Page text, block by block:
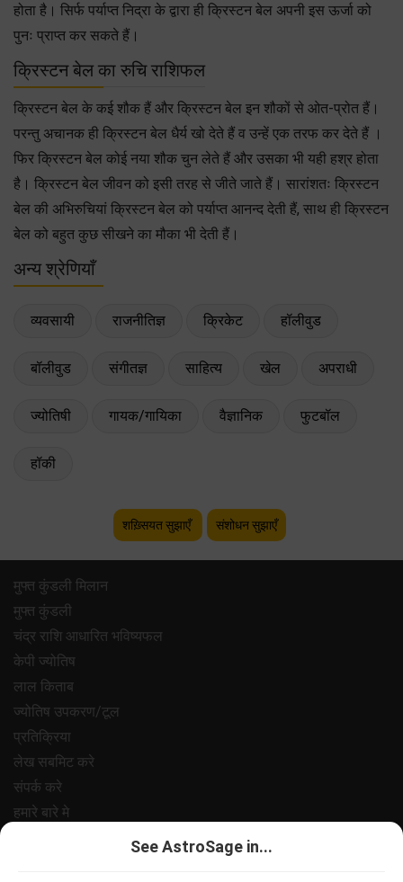
होता है। सिर्फ पर्याप्त निद्रा के द्वारा ही क्रिस्टन बेल अपनी इस ऊर्जा को
पुनः प्राप्त कर सकते हैं।
क्रिस्टन बेल का रुचि राशिफल
क्रिस्टन बेल के कई शौक हैं और क्रिस्टन बेल इन शौकों से ओत-प्रोत हैं।
परन्तु अचानक ही क्रिस्टन बेल धैर्य खो देते हैं व उन्हें एक तरफ कर देते हैं ।
फिर क्रिस्टन बेल कोई नया शौक चुन लेते हैं और उसका भी यही हश्र होता
है। क्रिस्टन बेल जीवन को इसी तरह से जीते जाते हैं। सारांशतः क्रिस्टन
बेल की अभिरुचियां क्रिस्टन बेल को पर्याप्त आनन्द देती हैं, साथ ही क्रिस्टन
बेल को बहुत कुछ सीखने का मौका भी देती हैं।
अन्य श्रेणियाँ
व्यवसायी राजनीतिज्ञ क्रिकेट हॉलीवुड
बॉलीवुड संगीतज्ञ साहित्य खेल अपराधी
ज्योतिषी गायक/गायिका वैज्ञानिक फुटबॉल
हॉकी
शख़्सियत सुझाएँ संशोधन सुझाएँ
मुफ्त कुंडली मिलान
मुफ्त कुंडली
चंद्र राशि आधारित भविष्यफल
केपी ज्योतिष
लाल किताब
ज्योतिष उपकरण/टूल
प्रतिक्रिया
लेख सबमिट करे
संपर्क करे
हमारे बारे मे
See AstroSage in...